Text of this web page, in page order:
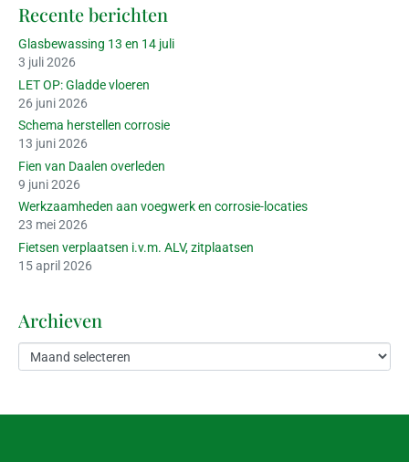
Recente berichten
Glasbewassing 13 en 14 juli
3 juli 2026
LET OP: Gladde vloeren
26 juni 2026
Schema herstellen corrosie
13 juni 2026
Fien van Daalen overleden
9 juni 2026
Werkzaamheden aan voegwerk en corrosie-locaties
23 mei 2026
Fietsen verplaatsen i.v.m. ALV, zitplaatsen
15 april 2026
Archieven